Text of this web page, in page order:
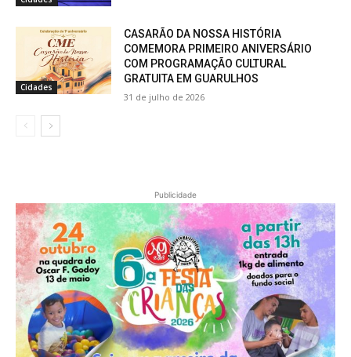
Cidades
CASARÃO DA NOSSA HISTÓRIA
COMEMORA PRIMEIRO ANIVERSÁRIO
COM PROGRAMAÇÃO CULTURAL
GRATUITA EM GUARULHOS
31 de julho de 2026
Publicidade